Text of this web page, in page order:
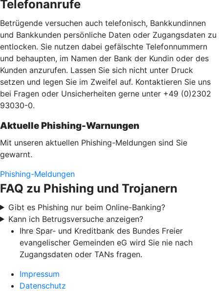
Telefonanrufe
Betrügende versuchen auch telefonisch, Bankkundinnen
und Bankkunden persönliche Daten oder Zugangsdaten zu
entlocken. Sie nutzen dabei gefälschte Telefonnummern
und behaupten, im Namen der Bank der Kundin oder des
Kunden anzurufen. Lassen Sie sich nicht unter Druck
setzen und legen Sie im Zweifel auf. Kontaktieren Sie uns
bei Fragen oder Unsicherheiten gerne unter +49 (0)2302
93030-0.
Aktuelle Phishing-Warnungen
Mit unseren aktuellen Phishing-Meldungen sind Sie
gewarnt.
Phishing-Meldungen
FAQ zu Phishing und Trojanern
Gibt es Phishing nur beim Online-Banking?
Kann ich Betrugsversuche anzeigen?
Ihre Spar- und Kreditbank des Bundes Freier
evangelischer Gemeinden eG wird Sie nie nach
Zugangsdaten oder TANs fragen.
Impressum
Datenschutz